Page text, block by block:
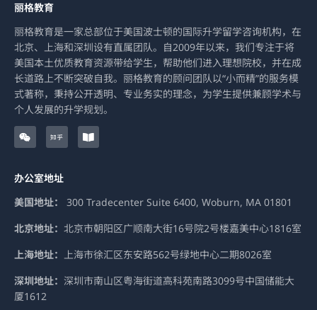
丽格教育
丽格教育是一家总部位于美国波士顿的国际升学留学咨询机构，在
北京、上海和深圳设有直属团队。自2009年以来，我们专注于将
美国本土优质教育资源带给学生，帮助他们进入理想院校，并在成
长道路上不断突破自我。丽格教育的顾问团队以“小而精”的服务模
式著称，秉持公开透明、专业务实的理念，为学生提供兼顾学术与
个人发展的升学规划。
W
e
i
n
Z
h
i
B
o
o
e
n
办公室地址
美国地址：
300 Tradecenter Suite 6400, Woburn, MA 01801
北京地址： 北京市朝阳区广顺南大街16号院2号楼嘉美中心1816室
上海地址： 上海市徐汇区东安路562号绿地中心二期8026室
深圳地址： 深圳市南山区粤海街道高科苑南路3099号中国储能大
厦1612